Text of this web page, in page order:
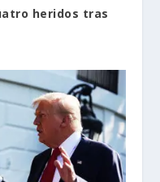
heridos tras